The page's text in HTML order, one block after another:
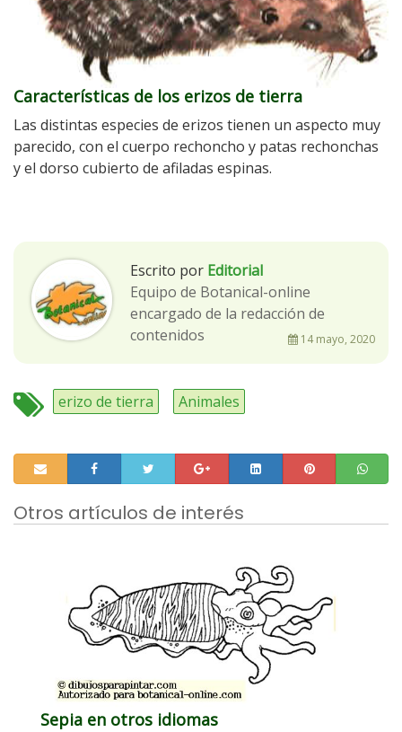
Características de los erizos de tierra
Las distintas especies de erizos tienen un aspecto muy
parecido, con el cuerpo rechoncho y patas rechonchas
y el dorso cubierto de afiladas espinas.
Escrito por Editorial
Equipo de Botanical-online
encargado de la redacción de
contenidos
14 mayo, 2020
erizo de tierra Animales
Otros artículos de interés
Sepia en otros idiomas